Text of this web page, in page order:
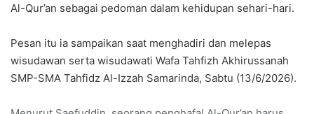
Al-Qur’an sebagai pedoman dalam kehidupan sehari-hari.
Pesan itu ia sampaikan saat menghadiri dan melepas
wisudawan serta wisudawati Wafa Tahfizh Akhirussanah
SMP-SMA Tahfidz Al-Izzah Samarinda, Sabtu (13/6/2026).